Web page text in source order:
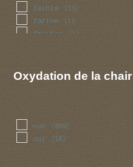
faible (13)
farine (1)
fruitee (1)
rave (1)
savon
Oxydation de la chair
non (859)
oui (18)